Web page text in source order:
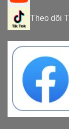
Theo dõi